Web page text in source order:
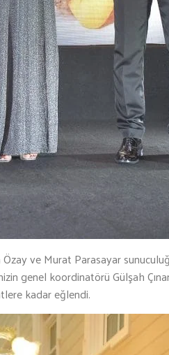
ve Murat Parasayar
genel koordinatörü Gülşah
kadar eğlendi.